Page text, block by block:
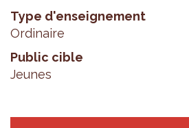
Type d'enseignement
Ordinaire
Public cible
Jeunes